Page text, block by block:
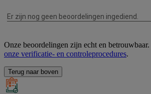
Onze beoordelingen zijn echt en betrouwbaar.
onze verificatie- en controleprocedures.
Terug naar boven